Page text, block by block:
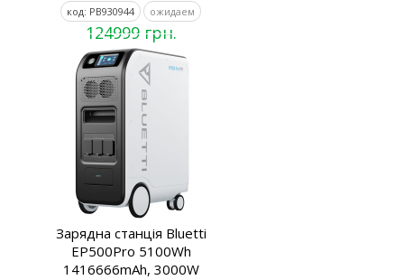
код: PB930944 ожидаем
124999 грн.
Зарядна станція Bluetti
EP500Pro 5100Wh
1416666mAh, 3000W